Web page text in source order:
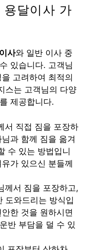
달이사 가
사와 일반 이사 중
있습니다. 고객님
고려하여 최적의
스는 고객님의 다양
제공합니다.
서 직접 짐을 포장하
과 함께 짐을 옮겨
수 있는 방법입니
가 있으신 분들께
께서 짐을 포장하고,
도와드리는 방식입
한 것을 원하시면
반 부담을 덜 수 있